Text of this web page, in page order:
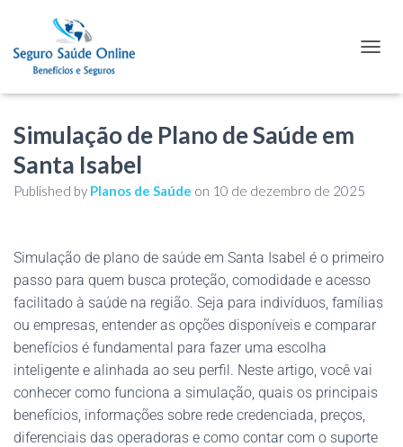
Simulação de Plano de Saúde em
Santa Isabel
Published by Planos de Saúde on 10 de dezembro de 2025
Simulação de plano de saúde em Santa Isabel é o primeiro
passo para quem busca proteção, comodidade e acesso
facilitado à saúde na região. Seja para indivíduos, famílias
ou empresas, entender as opções disponíveis e comparar
benefícios é fundamental para fazer uma escolha
inteligente e alinhada ao seu perfil. Neste artigo, você vai
conhecer como funciona a simulação, quais os principais
benefícios, informações sobre rede credenciada, preços,
diferenciais das operadoras e como contar com o suporte